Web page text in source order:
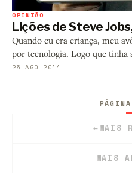
OPINIÃO
Lições de Steve
Quando eu era criança, meu
por tecnologia. Logo que tinha
25 AGO 2011
←MAIS
MAIS